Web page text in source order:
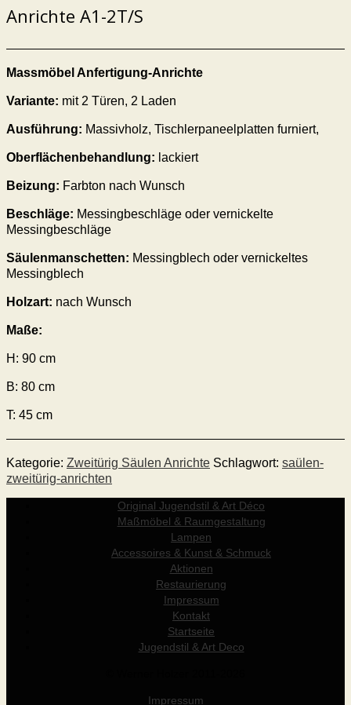
Anrichte A1-2T/S
Massmöbel Anfertigung-Anrichte
Variante: mit 2 Türen, 2 Laden
Ausführung: Massivholz, Tischlerpaneelplatten furniert,
Oberflächenbehandlung: lackiert
Beizung: Farbton nach Wunsch
Beschläge: Messingbeschläge oder vernickelte
Messingbeschläge
Säulenmanschetten: Messingblech oder vernickeltes
Messingblech
Holzart: nach Wunsch
Maße:
H: 90 cm
B: 80 cm
T: 45 cm
Kategorie: Zweitürig Säulen Anrichte Schlagwort: saülen-
zweitürig-anrichten
Original Jugendstil & Art Déco
Maßmöbel & Raumgestaltung
Lampen
Accessoires & Kunst & Schmuck
Aktionen
Restaurierung
Impressum
Kontakt
Startseite
Jugendstil & Art Deco
Impressum